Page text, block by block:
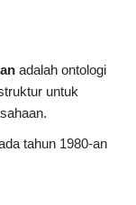
adalah ontologi
untuk
tahun 1980-an